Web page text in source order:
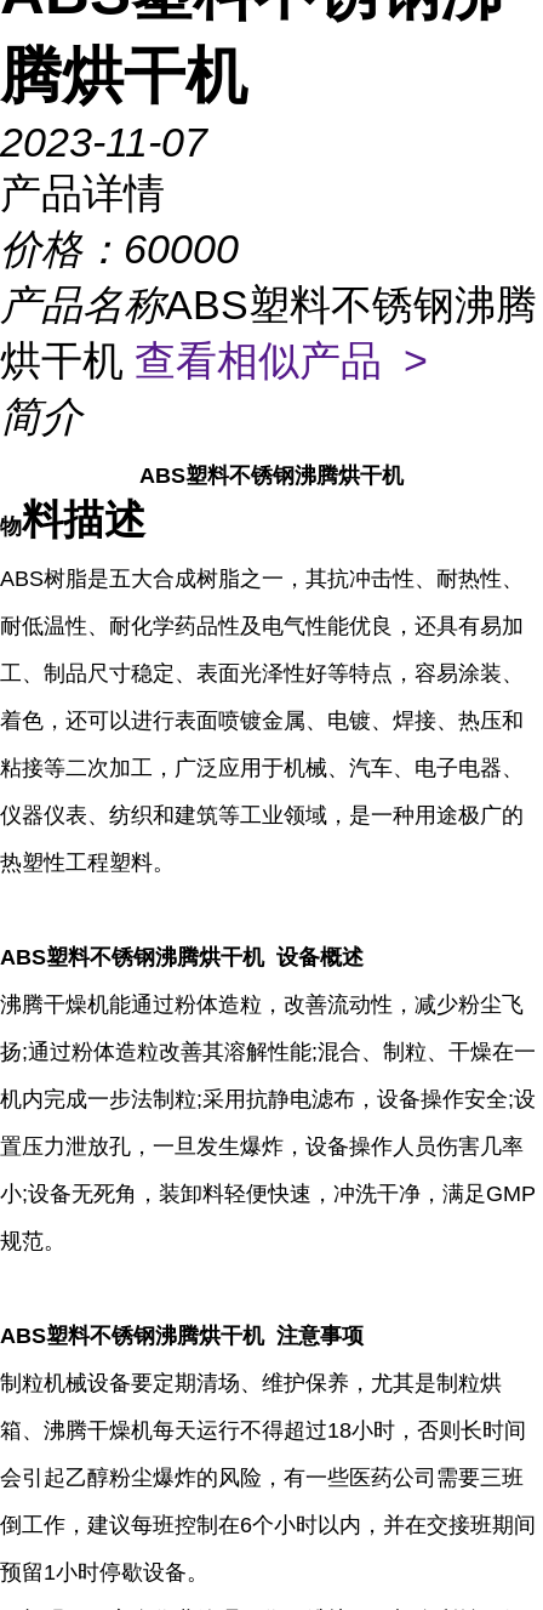
腾烘干机
2023-11-07
产品详情
价格： 60000
产品名称ABS塑料不锈钢沸腾
烘干机 查看相似产品 >
简介
ABS塑料不锈钢沸腾烘干机
物料描述
ABS树脂是五大合成树脂之一，其抗冲击性、耐热性、
耐低温性、耐化学药品性及电气性能优良，还具有易加
工、制品尺寸稳定、表面光泽性好等特点，容易涂装、
着色，还可以进行表面喷镀金属、电镀、焊接、热压和
粘接等二次加工，广泛应用于机械、汽车、电子电器、
仪器仪表、纺织和建筑等工业领域，是一种用途极广的
热塑性工程塑料。
ABS塑料不锈钢沸腾烘干机 设备概述
沸腾干燥机能通过粉体造粒，改善流动性，减少粉尘飞
扬;通过粉体造粒改善其溶解性能;混合、制粒、干燥在一
机内完成一步法制粒;采用抗静电滤布，设备操作安全;设
置压力泄放孔，一旦发生爆炸，设备操作人员伤害几率
小;设备无死角，装卸料轻便快速，冲洗干净，满足GMP
规范。
ABS塑料不锈钢沸腾烘干机 注意事项
制粒机械设备要定期清场、维护保养，尤其是制粒烘
箱、沸腾干燥机每天运行不得超过18小时，否则长时间
会引起乙醇粉尘爆炸的风险，有一些医药公司需要三班
倒工作，建议每班控制在6个小时以内，并在交接班期间
预留1小时停歇设备。